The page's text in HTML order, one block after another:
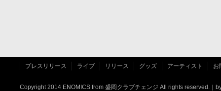
プレスリリース ライブ リリース グッズ アーティスト お
Copyright 2014 ENOMICS from 盛岡クラブチェンジ All rights reserved.｜